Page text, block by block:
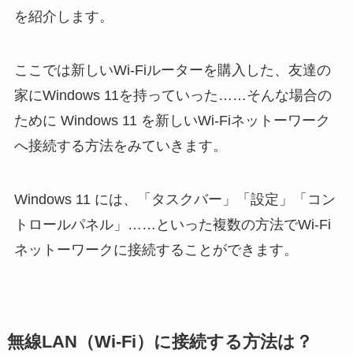
を紹介します。
ここでは新しいWi-Fiルーターを購入した、友達の
家にWindows 11を持っていった……そんな場合の
ために Windows 11 を新しいWi-Fiネットーワーク
へ接続する方法をみていきます。
Windows 11 には、「タスクバー」「設定」「コン
トロールパネル」……といった複数の方法でWi-Fi
ネットーワークに接続することができます。
無線LAN（Wi-Fi）に接続する方法は？